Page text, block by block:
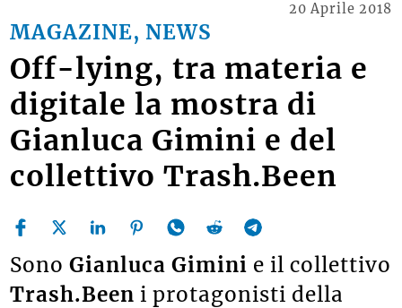
MAGAZINE, NEWS
20 Aprile 2018
Off-lying, tra materia e
digitale la mostra di
Gianluca Gimini e del
collettivo Trash.Been
SonoGianluca Gimini e il collettivo
Trash.Been i protagonisti della